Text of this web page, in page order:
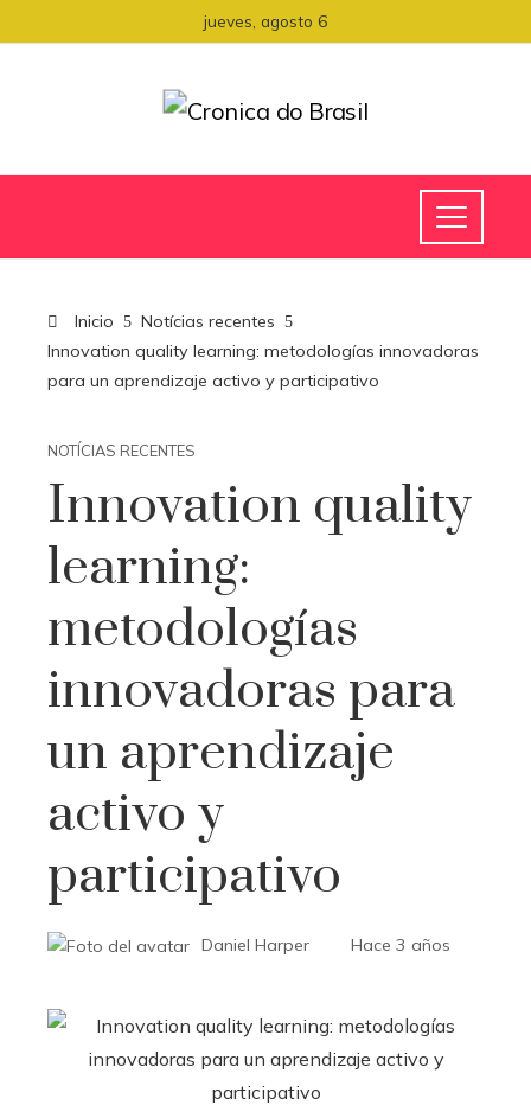
jueves, agosto 6
Inicio
Notícias recentes
Innovation quality learning: metodologías innovadoras
para un aprendizaje activo y participativo
NOTÍCIAS RECENTES
Innovation quality
learning:
metodologías
innovadoras para
un aprendizaje
activo y
participativo
Daniel Harper Hace 3 años